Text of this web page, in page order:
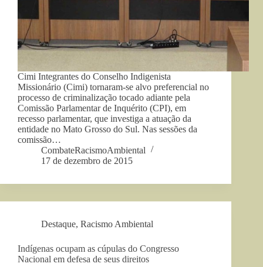
Cimi Integrantes do Conselho Indigenista
Missionário (Cimi) tornaram-se alvo preferencial no
processo de criminalização tocado adiante pela
Comissão Parlamentar de Inquérito (CPI), em
recesso parlamentar, que investiga a atuação da
entidade no Mato Grosso do Sul. Nas sessões da
comissão…
CombateRacismoAmbiental
17 de dezembro de 2015
Destaque, Racismo Ambiental
Indígenas ocupam as cúpulas do Congresso
Nacional em defesa de seus direitos